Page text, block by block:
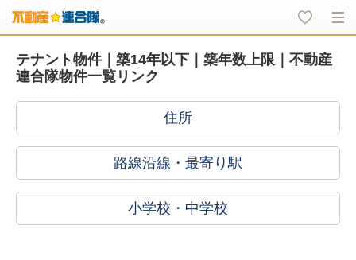
テナント物件｜築14年以下｜築年数上限｜不動産
連合隊物件一覧リンク
住所
路線沿線・最寄り駅
小学校・中学校